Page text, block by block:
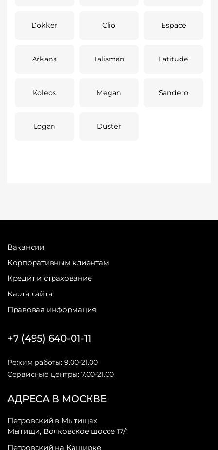
Dokker Clio Espace
Arkana Talisman Latitude
Koleos Megan Sandero
Logan Duster
Вакансии
Корпоративным клиентам
Кредит и страхование
Карта сайта
Правовая информация
АДРЕСА В МОСКВЕ
Петровский в Мытищах
Мытищи, Волковское шоссе 17/1
Петровский на Каширке
+7 (495) 640-01-11
Режим работы: 9.00-21.00
Сервисные центры: 7.00-21.00